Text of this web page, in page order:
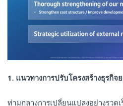
1. แนวทางการปรับโครงสร้างธุรกิจ
ท่ามกลางการเปลี่ยนแปลงอย่างรวด